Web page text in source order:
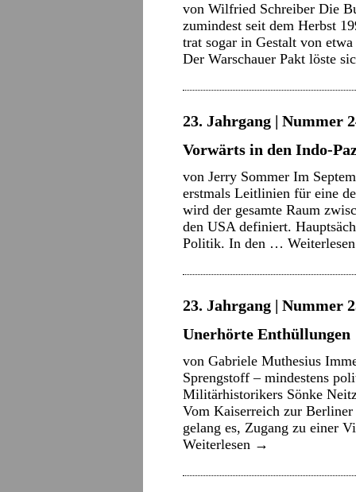
von Wilfried Schreiber Die
zumindest seit dem Herbst
trat sogar in Gestalt von
Der Warschauer Pakt löste
23. Jahrgang | Nummer
Vorwärts in den Indo-
von Jerry Sommer Im
erstmals Leitlinien für eine
wird der gesamte Raum
den USA definiert.
Politik. In den …
23. Jahrgang | Nummer
Unerhörte Enthüllungen
von Gabriele Muthesius
Sprengstoff – mindestens
Militärhistorikers Sönke
Vom Kaiserreich zur
gelang es, Zugang zu einer
Weiterlesen →